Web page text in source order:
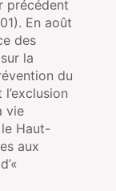
précédent
En août
des
la
du
vie
Haut-
aux